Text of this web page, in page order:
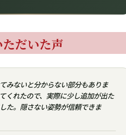
だいた声
みないと分からない部分もありま
くれたので、実際に少し追加が出た
た。隠さない姿勢が信頼できま